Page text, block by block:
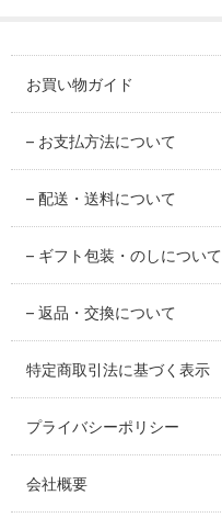
MAGNIFIER
カテゴリ別
BY CATEGORY
皿・プレート
cup
モーニングセット
morning set
レスト・箸置き
お買い物ガイド
– お支払方法について
– 配送・送料について
– ギフト包装・のしについて
– 返品・交換について
特定商取引法に基づく表示
プライバシーポリシー
会社概要